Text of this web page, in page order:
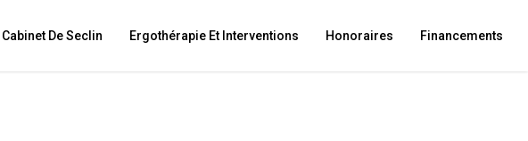
Cabinet De Seclin Ergothérapie Et Interventions Honoraires Financements